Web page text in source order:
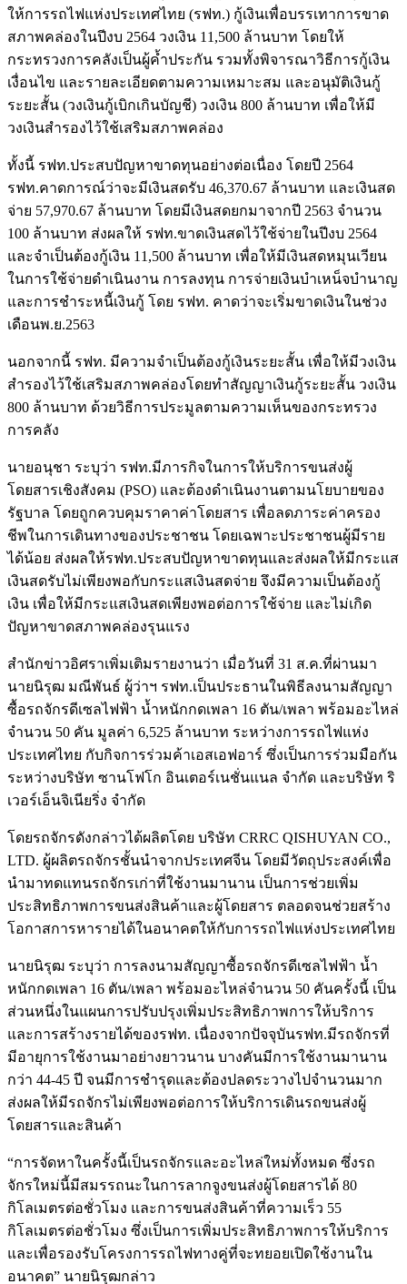
ให้การรถไฟแห่งประเทศไทย (รฟท.) กู้เงินเพื่อบรรเทาการขาด
สภาพคล่องในปีงบ 2564 วงเงิน 11,500 ล้านบาท โดยให้
กระทรวงการคลังเป็นผู้ค้ำประกัน รวมทั้งพิจารณาวิธีการกู้เงิน
เงื่อนไข และรายละเอียดตามความเหมาะสม และอนุมัติเงินกู้
ระยะสั้น (วงเงินกู้เบิกเกินบัญชี) วงเงิน 800 ล้านบาท เพื่อให้มี
วงเงินสำรองไว้ใช้เสริมสภาพคล่อง
ทั้งนี้ รฟท.ประสบปัญหาขาดทุนอย่างต่อเนื่อง โดยปี 2564
รฟท.คาดการณ์ว่าจะมีเงินสดรับ 46,370.67 ล้านบาท และเงินสด
จ่าย 57,970.67 ล้านบาท โดยมีเงินสดยกมาจากปี 2563 จำนวน
100 ล้านบาท ส่งผลให้ รฟท.ขาดเงินสดไว้ใช้จ่ายในปีงบ 2564
และจำเป็นต้องกู้เงิน 11,500 ล้านบาท เพื่อให้มีเงินสดหมุนเวียน
ในการใช้จ่ายดำเนินงาน การลงทุน การจ่ายเงินบำเหน็จบำนาญ
และการชำระหนี้เงินกู้ โดย รฟท. คาดว่าจะเริ่มขาดเงินในช่วง
เดือนพ.ย.2563
นอกจากนี้ รฟท. มีความจำเป็นต้องกู้เงินระยะสั้น เพื่อให้มีวงเงิน
สำรองไว้ใช้เสริมสภาพคล่องโดยทำสัญญาเงินกู้ระยะสั้น วงเงิน
800 ล้านบาท ด้วยวิธีการประมูลตามความเห็นของกระทรวง
การคลัง
นายอนุชา ระบุว่า รฟท.มีภารกิจในการให้บริการขนส่งผู้
โดยสารเชิงสังคม (PSO) และต้องดำเนินงานตามนโยบายของ
รัฐบาล โดยถูกควบคุมราคาค่าโดยสาร เพื่อลดภาระค่าครอง
ชีพในการเดินทางของประชาชน โดยเฉพาะประชาชนผู้มีราย
ได้น้อย ส่งผลให้รฟท.ประสบปัญหาขาดทุนและส่งผลให้มีกระแส
เงินสดรับไม่เพียงพอกับกระแสเงินสดจ่าย จึงมีความเป็นต้องกู้
เงิน เพื่อให้มีกระแสเงินสดเพียงพอต่อการใช้จ่าย และไม่เกิด
ปัญหาขาดสภาพคล่องรุนแรง
สำนักข่าวอิศราเพิ่มเติมรายงานว่า เมื่อวันที่ 31 ส.ค.ที่ผ่านมา
นายนิรุฒ มณีพันธ์ ผู้ว่าฯ รฟท.เป็นประธานในพิธีลงนามสัญญา
ซื้อรถจักรดีเซลไฟฟ้า น้ำหนักกดเพลา 16 ตัน/เพลา พร้อมอะไหล่
จำนวน 50 คัน มูลค่า 6,525 ล้านบาท ระหว่างการรถไฟแห่ง
ประเทศไทย กับกิจการร่วมค้าเอสเอฟอาร์ ซึ่งเป็นการร่วมมือกัน
ระหว่างบริษัท ซานโฟโก อินเตอร์เนชั่นแนล จำกัด และบริษัท ริ
เวอร์เอ็นจิเนียริ่ง จำกัด
โดยรถจักรดังกล่าวได้ผลิตโดย บริษัท CRRC QISHUYAN CO.,
LTD. ผู้ผลิตรถจักรชั้นนำจากประเทศจีน โดยมีวัตถุประสงค์เพื่อ
นำมาทดแทนรถจักรเก่าที่ใช้งานมานาน เป็นการช่วยเพิ่ม
ประสิทธิภาพการขนส่งสินค้าและผู้โดยสาร ตลอดจนช่วยสร้าง
โอกาสการหารายได้ในอนาคตให้กับการรถไฟแห่งประเทศไทย
นายนิรุฒ ระบุว่า การลงนามสัญญาซื้อรถจักรดีเซลไฟฟ้า น้ำ
หนักกดเพลา 16 ตัน/เพลา พร้อมอะไหล่จำนวน 50 คันครั้งนี้ เป็น
ส่วนหนึ่งในแผนการปรับปรุงเพิ่มประสิทธิภาพการให้บริการ
และการสร้างรายได้ของรฟท. เนื่องจากปัจจุบันรฟท.มีรถจักรที่
มีอายุการใช้งานมาอย่างยาวนาน บางคันมีการใช้งานมานาน
กว่า 44-45 ปี จนมีการชำรุดและต้องปลดระวางไปจำนวนมาก
ส่งผลให้มีรถจักรไม่เพียงพอต่อการให้บริการเดินรถขนส่งผู้
โดยสารและสินค้า
“การจัดหาในครั้งนี้เป็นรถจักรและอะไหล่ใหม่ทั้งหมด ซึ่งรถ
จักรใหม่นี้มีสมรรถนะในการลากจูงขนส่งผู้โดยสารได้ 80
กิโลเมตรต่อชั่วโมง และการขนส่งสินค้าที่ความเร็ว 55
กิโลเมตรต่อชั่วโมง ซึ่งเป็นการเพิ่มประสิทธิภาพการให้บริการ
และเพื่อรองรับโครงการรถไฟทางคู่ที่จะทยอยเปิดใช้งานใน
อนาคต” นายนิรุฒกล่าว